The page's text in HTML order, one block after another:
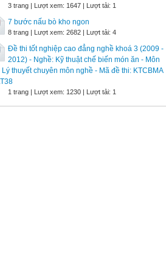
3 trang | Lượt xem: 1647 | Lượt tải: 1
7 bước nấu bò kho ngon
8 trang | Lượt xem: 2682 | Lượt tải: 4
Đề thi tốt nghiệp cao đẳng nghề khoá 3 (2009 -
2012) - Nghề: Kỹ thuật chế biến món ăn - Môn
Lý thuyết chuyên môn nghề - Mã đề thi: KTCBMA
1 trang | Lượt xem: 1230 | Lượt tải: 1